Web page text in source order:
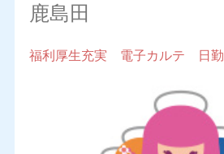
鹿島田
福利厚生充実 電子カルテ 日勤